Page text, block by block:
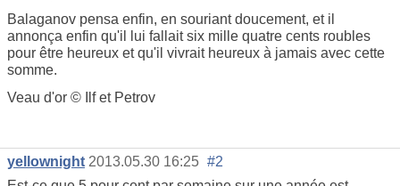
Balaganov pensa enfin, en souriant doucement, et il
annonça enfin qu'il lui fallait six mille quatre cents roubles
pour être heureux et qu'il vivrait heureux à jamais avec cette
somme.
Veau d'or © Ilf et Petrov
yellownight 2013.05.30 16:25 #2